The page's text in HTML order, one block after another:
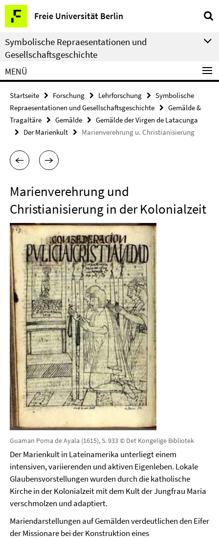
Springe
direkt
zu
Inhalt
Freie Universität Berlin
Service-
Navigation
Symbolische Repraesentationen und
Gesellschaftsgeschichte
MENÜ
Startseite Forschung Lehrforschung
Symbolische
Repraesentationen und Gesellschaftsgeschichte
Gemälde &
Tragaltäre
Gemälde
Gemälde der Virgen de Latacunga
Der Marienkult
Marienverehrung u. Christianisierung
Marienverehrung und
Christianisierung in der Kolonialzeit
Guaman Poma de Ayala (1615), S. 933 © Det Kongelige Bibliotek
Der Marienkult in Lateinamerika unterliegt einem
intensiven, variierenden und aktiven Eigenleben. Lokale
Glaubensvorstellungen wurden durch die katholische
Kirche in der Kolonialzeit mit dem Kult der Jungfrau Maria
verschmolzen und adaptiert.
Mariendarstellungen auf Gemälden verdeutlichen den Eifer
der Missionare bei der Konstruktion eines